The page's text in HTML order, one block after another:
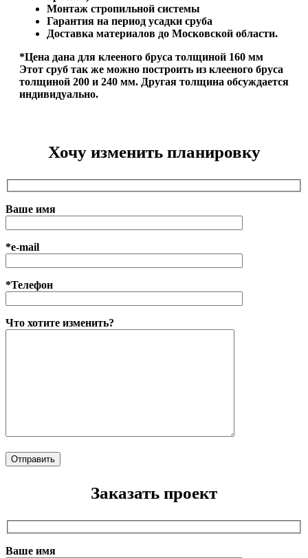
Монтаж стропильной системы
Гарантия на период усадки сруба
Доставка материалов до Московской области.
*Цена дана для клееного бруса толщиной 160 мм
Этот сруб так же можно построить из клееного бруса
толщиной 200 и 240 мм. Другая толщина обсуждается
индивидуально.
Хочу изменить планировку
Ваше имя
*e-mail
*Телефон
Что хотите изменить?
Заказать проект
Ваше имя